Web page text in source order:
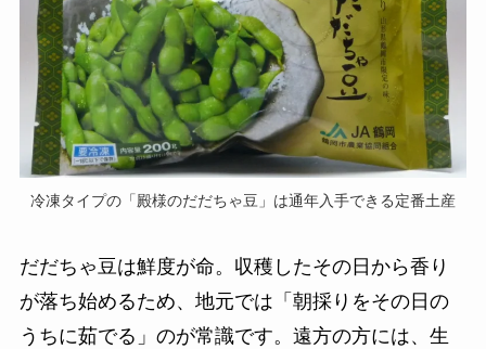
冷凍タイプの「殿様のだだちゃ豆」は通年入手できる定番土産
だだちゃ豆は鮮度が命。収穫したその日から香り
が落ち始めるため、地元では「朝採りをその日の
うちに茹でる」のが常識です。遠方の方には、生